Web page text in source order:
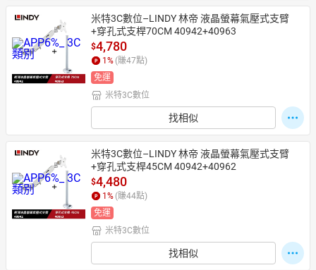
米特3C數位–LINDY 林帝 液晶螢幕氣壓式支臂
+穿孔式支桿70CM 40942+40963
$4,780
1 % (賺47點)
免運
米特3C數位
找相似
米特3C數位–LINDY 林帝 液晶螢幕氣壓式支臂
+穿孔式支桿45CM 40942+40962
$4,480
1 % (賺44點)
免運
米特3C數位
找相似